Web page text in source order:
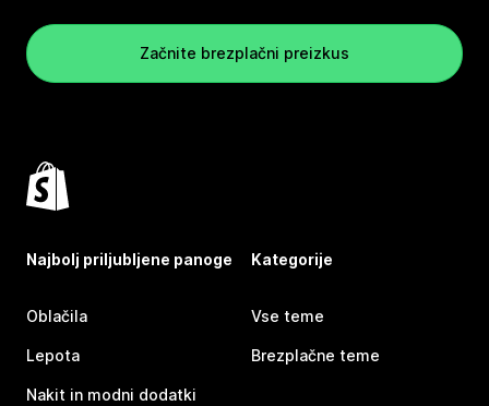
Začnite brezplačni preizkus
Najbolj priljubljene panoge
Oblačila
Lepota
Nakit in modni dodatki
Kategorije
Vse teme
Brezplačne teme